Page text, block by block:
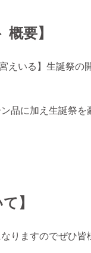
要】
えいる】生誕祭の
品に加え生誕祭
】
りますのでぜひ皆